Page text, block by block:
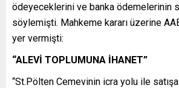
ödeyeceklerini ve banka ödemelerinin
söylemişti. Mahkeme kararı üzerine
yer vermişti:
“ALEVİ TOPLUMUNA İHANET”
“St.Pölten Cemevinin icra yolu ile satışa